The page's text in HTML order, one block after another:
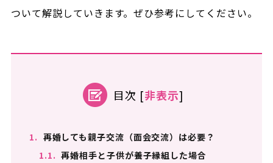
ついて解説していきます。ぜひ参考にしてください。
目次 [非表示]
1. 再婚しても親子交流（面会交流）は必要？
1.1. 再婚相手と子供が養子縁組した場合